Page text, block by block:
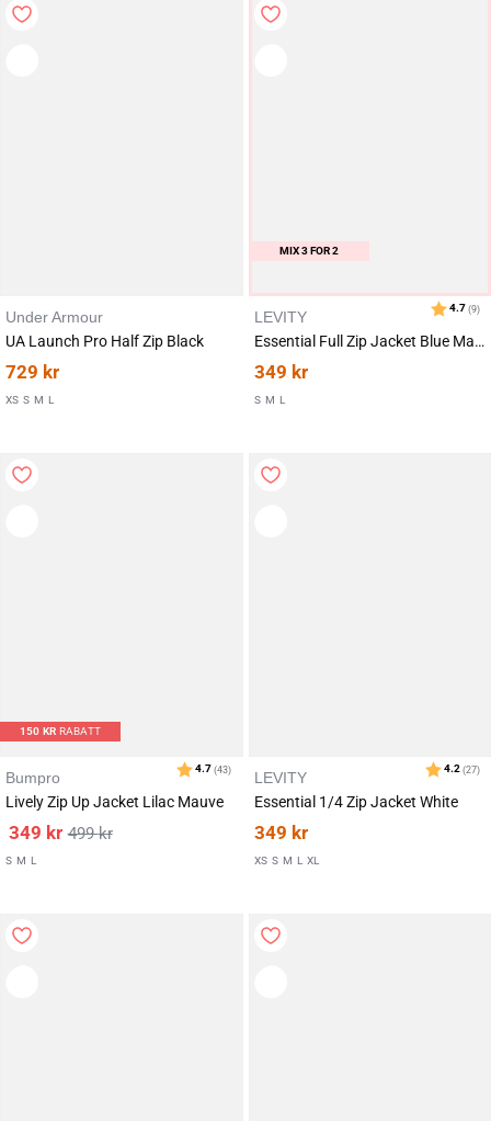
Under Armour
UA Launch Pro Half Zip Black
729 kr
XS S M L
MIX 3 FOR 2
LEVITY
Essential Full Zip Jacket Blue Mazarine
349 kr
S M L
150 KR RABATT
Bumpro
Lively Zip Up Jacket Lilac Mauve
499kr
349 kr
S M L
LEVITY
Essential 1/4 Zip Jacket White
349 kr
XS S M L XL